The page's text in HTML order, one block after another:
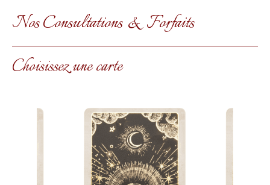
Nos Consultations & Forfaits
Choisissez une carte